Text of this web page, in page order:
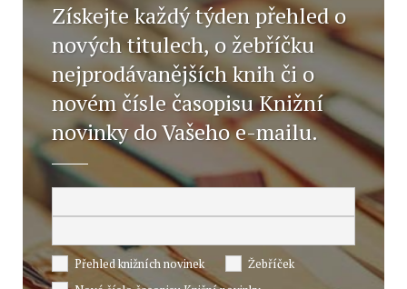
Získejte každý týden přehled o
nových titulech, o žebříčku
nejprodávanějších knih či o
novém čísle časopisu Knižní
novinky do Vašeho e-mailu.
Přehled knižních novinek
Žebříček